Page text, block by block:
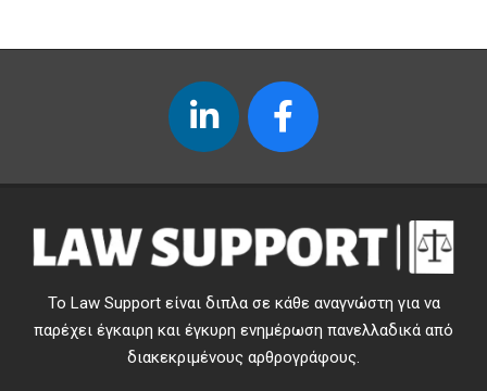
Το Law Support είναι διπλα σε κάθε αναγνώστη για να
παρέχει έγκαιρη και έγκυρη ενημέρωση πανελλαδικά από
διακεκριμένους αρθρογράφους.